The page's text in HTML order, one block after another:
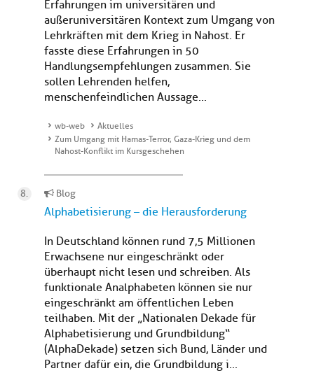
Erfahrungen im universitären und
außeruniversitären Kontext zum Umgang von
Lehrkräften mit dem Krieg in Nahost. Er
fasste diese Erfahrungen in 50
Handlungsempfehlungen zusammen. Sie
sollen Lehrenden helfen,
menschenfeindlichen Aussage...
wb-web
Aktuelles
Zum Umgang mit Hamas-Terror, Gaza-Krieg und dem
Nahost-Konflikt im Kursgeschehen
Blog
Alphabetisierung – die Herausforderung
In Deutschland können rund 7,5 Millionen
Erwachsene nur eingeschränkt oder
überhaupt nicht lesen und schreiben. Als
funktionale Analphabeten können sie nur
eingeschränkt am öffentlichen Leben
teilhaben. Mit der „Nationalen Dekade für
Alphabetisierung und Grundbildung“
(AlphaDekade) setzen sich Bund, Länder und
Partner dafür ein, die Grundbildung i...